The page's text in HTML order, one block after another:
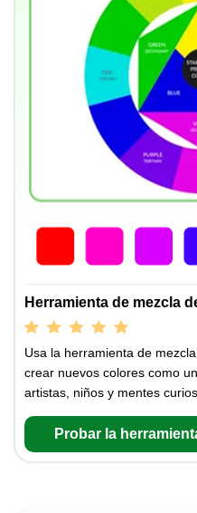
Herramienta de mezcla
Usa la herramienta de
crear nuevos colores como
artistas, niños y mentes
Probar la